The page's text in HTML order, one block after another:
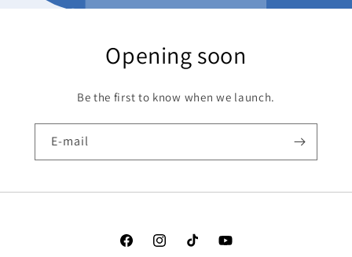
Opening soon
Be the first to know when we launch.
E-mail
FacebookInstagramTikTok YouTube